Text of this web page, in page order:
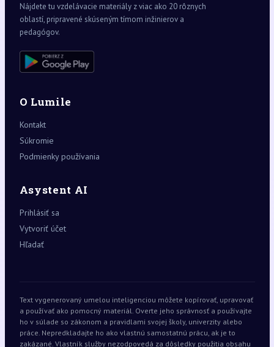
Nájdete tu vzdelávacie materiály z viac ako 20 rôznych
oblastí, pripravené skúseným tímom inžinierov a
pedagógov.
O Lumile
Kontakt
Súkromie
Podmienky používania
Asystent AI
Prihlásiť sa
Vytvoriť účet
Hľadať
Text vygenerovaný umelou inteligenciou môžete kopírovať, upravovať
a používať ako pomocný materiál. Overte jeho správnosť a používajte
ho v súlade so zákonom a pravidlami svojej školy, univerzity alebo
práce. Nepredkladajte ho ako vlastnú samostatnú prácu, ak je to
zakázané. Vlastník služby nezodpovedá za dôsledky použitia obsahu